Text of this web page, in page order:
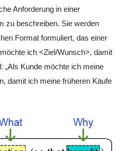
Anforderung in einer
zu beschreiben. Sie werden
Format formuliert, das einer
ich <Ziel/Wunsch>, damit
„Als Kunde möchte ich meine
damit ich meine früheren Käufe